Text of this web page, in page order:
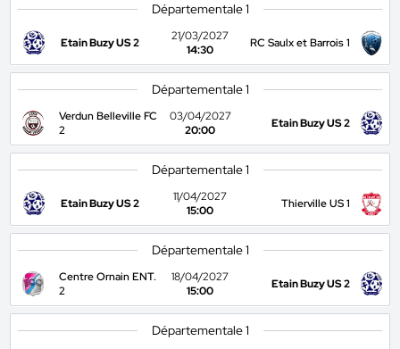
Départementale 1
Etain Buzy US 2
21/03/2027
14:30
RC Saulx et Barrois 1
Départementale 1
Verdun Belleville FC
2
03/04/2027
20:00
Etain Buzy US 2
Départementale 1
Etain Buzy US 2
11/04/2027
15:00
Thierville US 1
Départementale 1
Centre Ornain ENT.
2
18/04/2027
15:00
Etain Buzy US 2
Départementale 1